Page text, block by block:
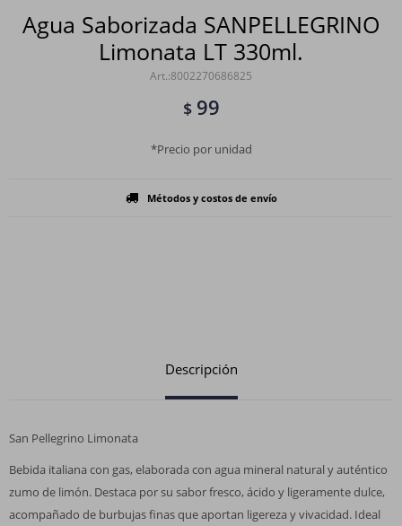
Agua Saborizada SANPELLEGRINO
Limonata LT 330ml.
8002270686825
$ 99
*Precio por unidad
Métodos y costos de envío
Descripción
San Pellegrino Limonata
Bebida italiana con gas, elaborada con agua mineral natural y auténtico
zumo de limón. Destaca por su sabor fresco, ácido y ligeramente dulce,
acompañado de burbujas finas que aportan ligereza y vivacidad. Ideal